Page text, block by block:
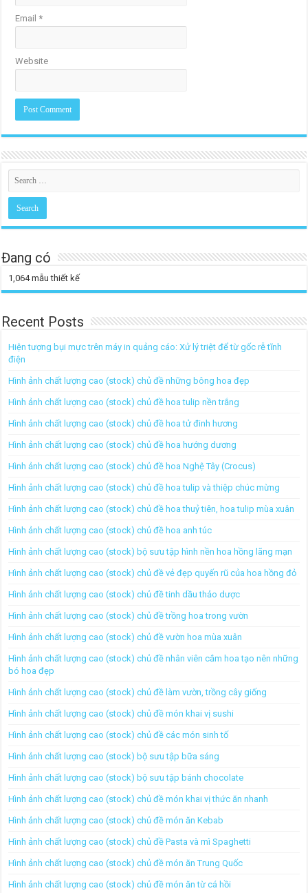
Email*
Website
Đang có
1,064mẫu thiết kế
Recent Posts
Hiện tượng bụi mực trên máy in quảng cáo: Xử lý triệt để từ gốc rễ tĩnh
điện
Hình ảnh chất lượng cao (stock) chủ đề những bông hoa đẹp
Hình ảnh chất lượng cao (stock) chủ đề hoa tulip nền trắng
Hình ảnh chất lượng cao (stock) chủ đề hoa tử đinh hương
Hình ảnh chất lượng cao (stock) chủ đề hoa hướng dương
Hình ảnh chất lượng cao (stock) chủ đề hoa Nghệ Tây (Crocus)
Hình ảnh chất lượng cao (stock) chủ đề hoa tulip và thiệp chúc mừng
Hình ảnh chất lượng cao (stock) chủ đề hoa thuỷ tiên, hoa tulip mùa xuân
Hình ảnh chất lượng cao (stock) chủ đề hoa anh túc
Hình ảnh chất lượng cao (stock) bộ sưu tập hình nền hoa hồng lãng mạn
Hình ảnh chất lượng cao (stock) chủ đề vẻ đẹp quyến rũ của hoa hồng đỏ
Hình ảnh chất lượng cao (stock) chủ đề tinh dầu thảo dược
Hình ảnh chất lượng cao (stock) chủ đề trồng hoa trong vườn
Hình ảnh chất lượng cao (stock) chủ đề vườn hoa mùa xuân
Hình ảnh chất lượng cao (stock) chủ đề nhân viên cắm hoa tạo nên những
bó hoa đẹp
Hình ảnh chất lượng cao (stock) chủ đề làm vườn, trồng cây giống
Hình ảnh chất lượng cao (stock) chủ đề món khai vị sushi
Hình ảnh chất lượng cao (stock) chủ đề các món sinh tố
Hình ảnh chất lượng cao (stock) bộ sưu tập bữa sáng
Hình ảnh chất lượng cao (stock) bộ sưu tập bánh chocolate
Hình ảnh chất lượng cao (stock) chủ đề món khai vị thức ăn nhanh
Hình ảnh chất lượng cao (stock) chủ đề món ăn Kebab
Hình ảnh chất lượng cao (stock) chủ đề Pasta và mì Spaghetti
Hình ảnh chất lượng cao (stock) chủ đề món ăn Trung Quốc
Hình ảnh chất lượng cao (stock) chủ đề món ăn từ cá hồi